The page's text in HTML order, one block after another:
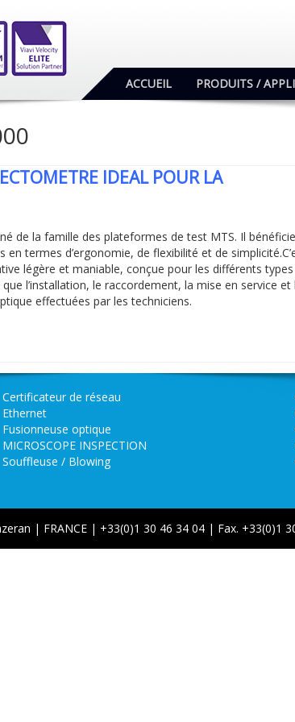
ACCUEIL PRODUITS /
IDEAL POUR LA
de la famille des plateformes de test MTS. Il
termes d’ergonomie, de flexibilité et de
légère et maniable, conçue pour les différents types
l’installation, le raccordement, la mise en service et
effectuées par les techniciens.
Certificateur de réseau
Ethernet
Fusionneuse optique
MICROSCOPE INSPECTION
Souffleuse / Blowing
| FRANCE | +33(0)1 30 46 34 04 | Fax. +33(0)1